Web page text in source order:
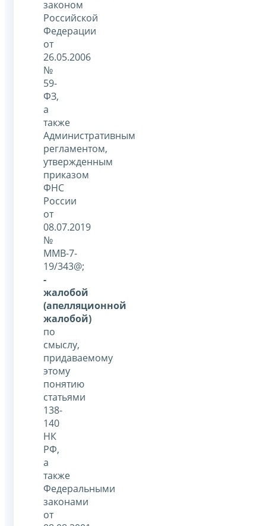
законом
Российской
Федерации
от
26.05.2006
№
59-
ФЗ,
а
также
Административным
регламентом,
утвержденным
приказом
ФНС
России
от
08.07.2019
№
ММВ-7-
19/343@;
-
жалобой
(апелляционной
жалобой)
по
смыслу,
придаваемому
этому
понятию
статьями
138-
140
НК
РФ,
а
также
Федеральными
законами
от